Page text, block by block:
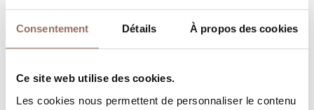
Consentement Détails À propos des cookies
Ce site web utilise des cookies.
Les cookies nous permettent de personnaliser le contenu
Vos vacances